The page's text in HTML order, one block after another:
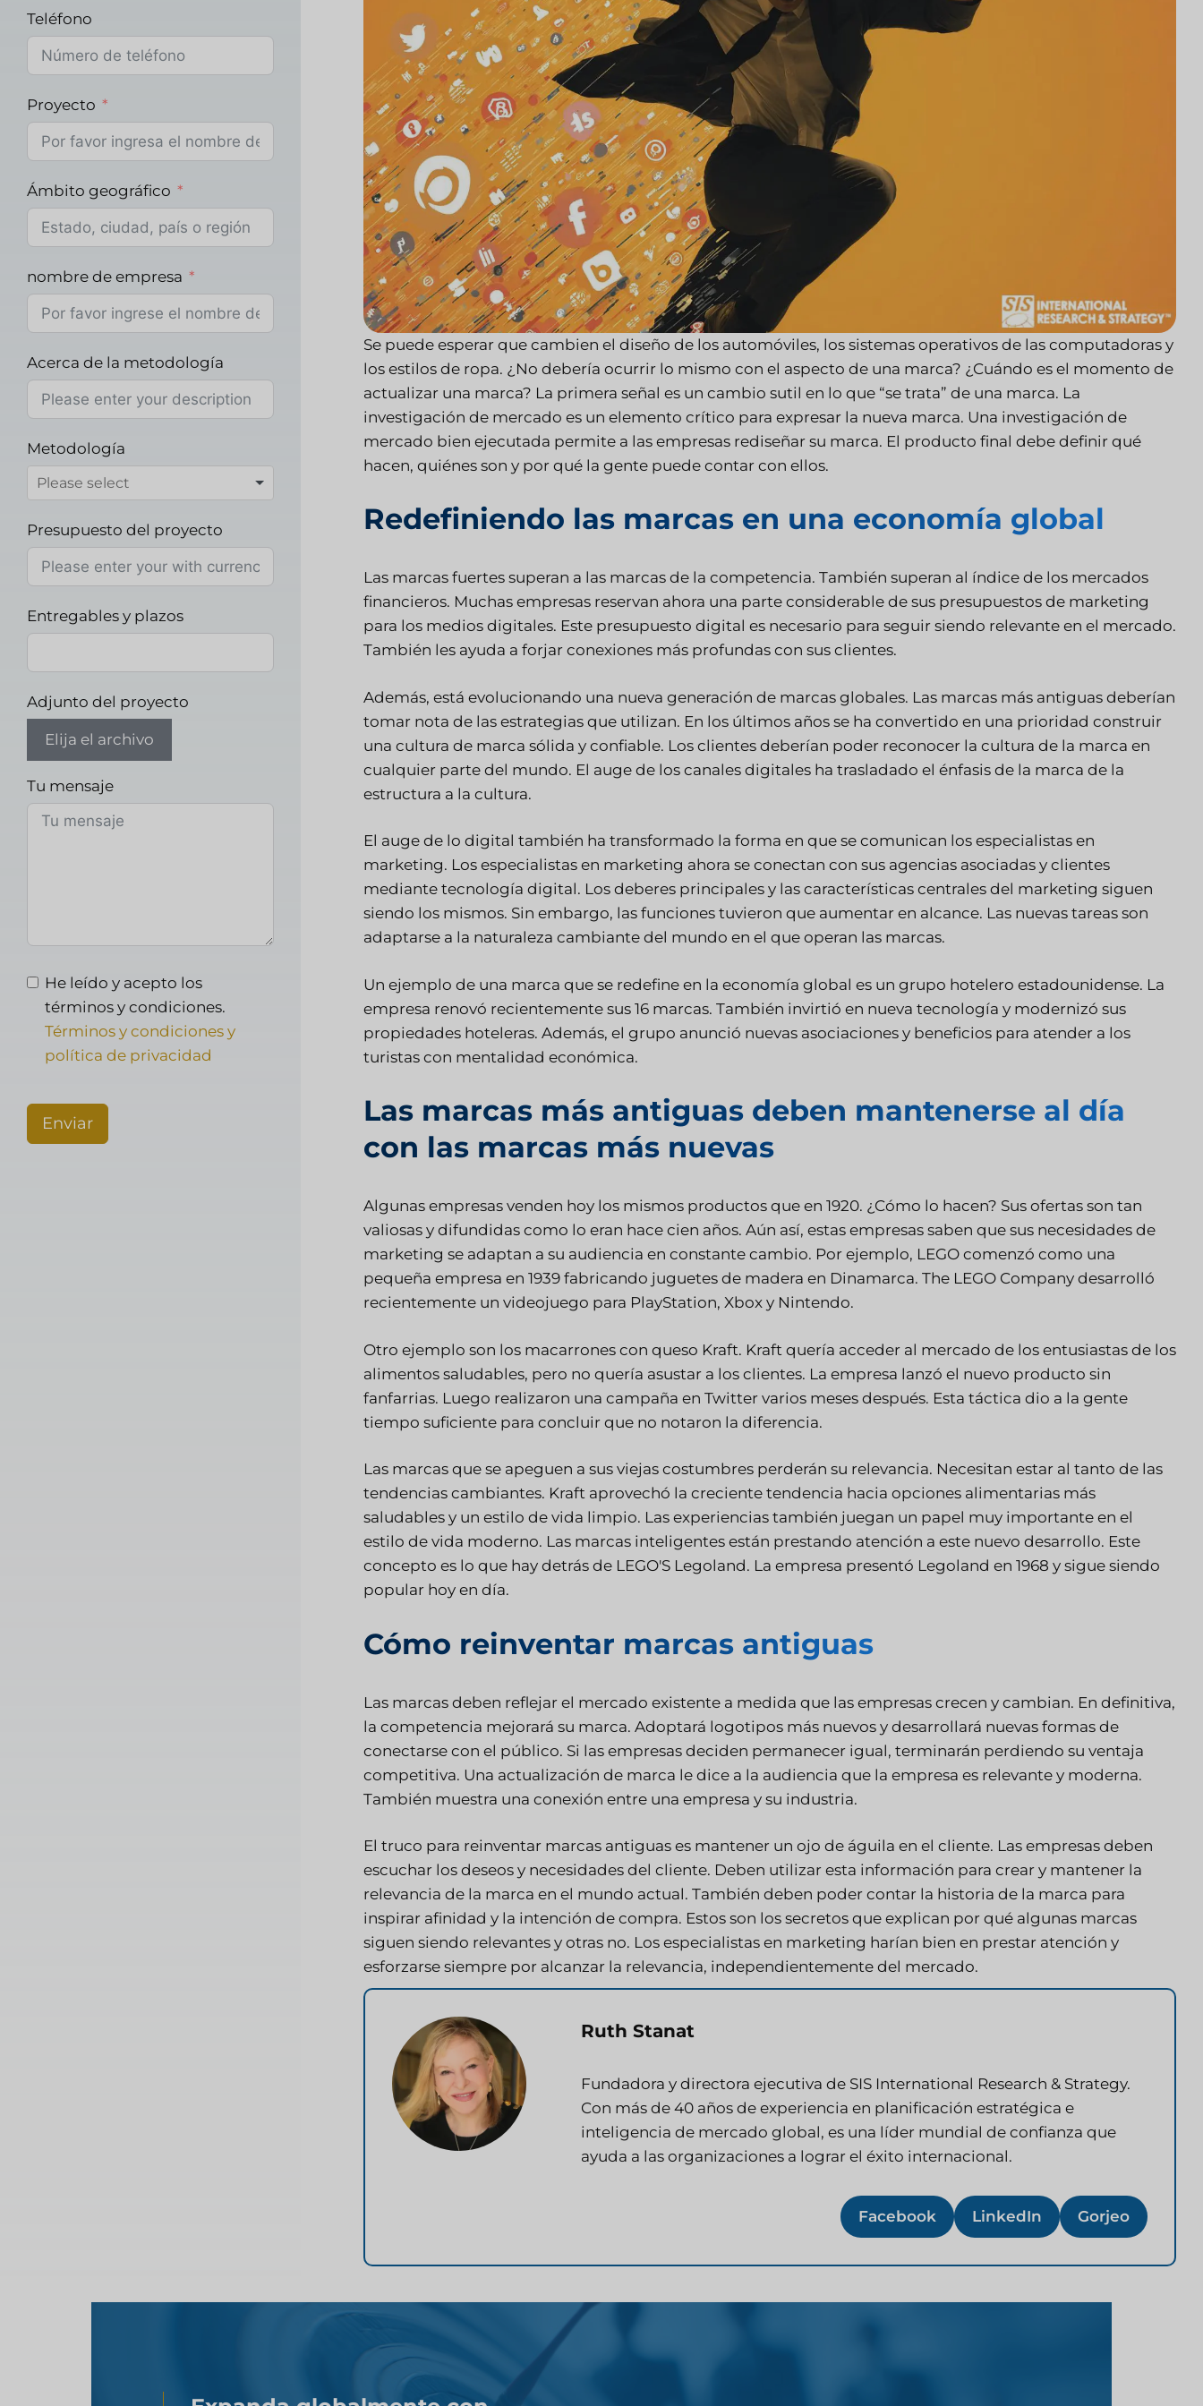
Se puede esperar que cambien el diseño de los automóviles, los sistemas operativos de las computadoras y
los estilos de ropa. ¿No debería ocurrir lo mismo con el aspecto de una marca? ¿Cuándo es el momento de
actualizar una marca? La primera señal es un cambio sutil en lo que “se trata” de una marca. La
investigación de mercado es un elemento crítico para expresar la nueva marca. Una investigación de
mercado bien ejecutada permite a las empresas rediseñar su marca. El producto final debe definir qué
hacen, quiénes son y por qué la gente puede contar con ellos.
Redefiniendo las marcas en una economía global
Las marcas fuertes superan a las marcas de la competencia. También superan al índice de los mercados
financieros. Muchas empresas reservan ahora una parte considerable de sus presupuestos de marketing
para los medios digitales. Este presupuesto digital es necesario para seguir siendo relevante en el mercado.
También les ayuda a forjar conexiones más profundas con sus clientes.
Además, está evolucionando una nueva generación de marcas globales. Las marcas más antiguas deberían
tomar nota de las estrategias que utilizan. En los últimos años se ha convertido en una prioridad construir
una cultura de marca sólida y confiable. Los clientes deberían poder reconocer la cultura de la marca en
cualquier parte del mundo. El auge de los canales digitales ha trasladado el énfasis de la marca de la
estructura a la cultura.
El auge de lo digital también ha transformado la forma en que se comunican los especialistas en
marketing. Los especialistas en marketing ahora se conectan con sus agencias asociadas y clientes
mediante tecnología digital. Los deberes principales y las características centrales del marketing siguen
siendo los mismos. Sin embargo, las funciones tuvieron que aumentar en alcance. Las nuevas tareas son
adaptarse a la naturaleza cambiante del mundo en el que operan las marcas.
Un ejemplo de una marca que se redefine en la economía global es un grupo hotelero estadounidense. La
empresa renovó recientemente sus 16 marcas. También invirtió en nueva tecnología y modernizó sus
propiedades hoteleras. Además, el grupo anunció nuevas asociaciones y beneficios para atender a los
turistas con mentalidad económica.
Las marcas más antiguas deben mantenerse al día
con las marcas más nuevas
Algunas empresas venden hoy los mismos productos que en 1920. ¿Cómo lo hacen? Sus ofertas son tan
valiosas y difundidas como lo eran hace cien años. Aún así, estas empresas saben que sus necesidades de
marketing se adaptan a su audiencia en constante cambio. Por ejemplo, LEGO comenzó como una
pequeña empresa en 1939 fabricando juguetes de madera en Dinamarca. The LEGO Company desarrolló
recientemente un videojuego para PlayStation, Xbox y Nintendo.
Otro ejemplo son los macarrones con queso Kraft. Kraft quería acceder al mercado de los entusiastas de los
alimentos saludables, pero no quería asustar a los clientes. La empresa lanzó el nuevo producto sin
fanfarrias. Luego realizaron una campaña en Twitter varios meses después. Esta táctica dio a la gente
tiempo suficiente para concluir que no notaron la diferencia.
Las marcas que se apeguen a sus viejas costumbres perderán su relevancia. Necesitan estar al tanto de las
tendencias cambiantes. Kraft aprovechó la creciente tendencia hacia opciones alimentarias más
saludables y un estilo de vida limpio. Las experiencias también juegan un papel muy importante en el
estilo de vida moderno. Las marcas inteligentes están prestando atención a este nuevo desarrollo. Este
concepto es lo que hay detrás de LEGO'S Legoland. La empresa presentó Legoland en 1968 y sigue siendo
popular hoy en día.
Cómo reinventar marcas antiguas
Las marcas deben reflejar el mercado existente a medida que las empresas crecen y cambian. En definitiva,
la competencia mejorará su marca. Adoptará logotipos más nuevos y desarrollará nuevas formas de
conectarse con el público. Si las empresas deciden permanecer igual, terminarán perdiendo su ventaja
competitiva. Una actualización de marca le dice a la audiencia que la empresa es relevante y moderna.
También muestra una conexión entre una empresa y su industria.
El truco para reinventar marcas antiguas es mantener un ojo de águila en el cliente. Las empresas deben
escuchar los deseos y necesidades del cliente. Deben utilizar esta información para crear y mantener la
relevancia de la marca en el mundo actual. También deben poder contar la historia de la marca para
inspirar afinidad y la intención de compra. Estos son los secretos que explican por qué algunas marcas
siguen siendo relevantes y otras no. Los especialistas en marketing harían bien en prestar atención y
esforzarse siempre por alcanzar la relevancia, independientemente del mercado.
Ruth Stanat
Fundadora y directora ejecutiva de SIS International Research & Strategy.
Con más de 40 años de experiencia en planificación estratégica e
inteligencia de mercado global, es una líder mundial de confianza que
ayuda a las organizaciones a lograr el éxito internacional.
Facebook LinkedIn Gorjeo
Teléfono
Proyecto
Ámbito geográfico
nombre de empresa
Acerca de la metodología
Metodología
Presupuesto del proyecto
Entregables y plazos
Adjunto del proyecto
Elija el archivo
Tu mensaje
He leído y acepto los
términos y condiciones.
Términos y condiciones y
política de privacidad
Enviar